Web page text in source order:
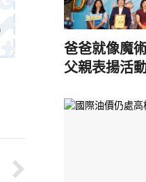
爸爸就像魔
父親表揚活